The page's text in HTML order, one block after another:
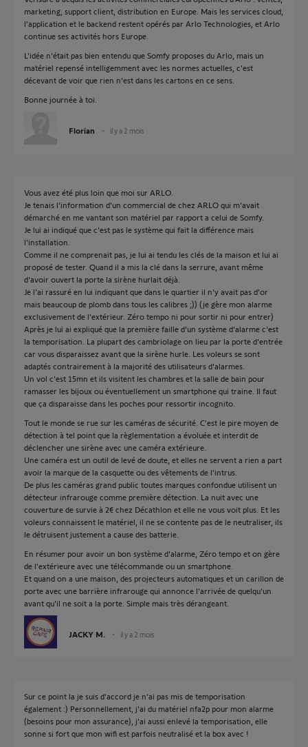
marketing, support client, distribution en Europe. Mais les services cloud,
l’application et le backend restent opérés par Arlo Technologies, et Arlo
continue ses activités hors Europe.
L'idée n'était pas bien entendu que Somfy proposes du Arlo, mais un
matériel repensé intelligemment avec les normes actuelles, c'est
décevant de voir que rien n'est dans les cartons en ce sens.
Bonne journée à toi.
Florian il y a 2 mois
Vous avez été plus loin que moi sur ARLO.
Je tenais l'information d'un commercial de chez ARLO qui m'avait
démarché en me vantant son matériel par rapport a celui de Somfy.
Je lui ai indiqué que c'est pas le système qui fait la différence mais
l'installation.
Comme il ne comprenait pas, je lui ai tendu les clés de la maison et lui ai
proposé de tester. Quand il a mis la clé dans la serrure, avant même
d'avoir ouvert la porte la sirène hurlait déjà.
Je l'ai rassuré en lui indiquant que dans le quartier il n'y avait pas d'or
mais beaucoup de plomb dans tous les calibres ;)) (je gère mon alarme
exclusivement de l'extérieur. Zéro tempo ni pour sortir ni pour entrer)
Après je lui ai expliqué que la première faille d'un système d'alarme c'est
la temporisation. La plupart des cambriolage on lieu par la porte d'entrée
car vous disparaissez avant que la sirène hurle. Les voleurs se sont
adaptés contrairement à la majorité des utilisateurs d'alarmes.
Un vol c'est 15mn et ils visitent les chambres et la salle de bain pour
ramasser les bijoux ou éventuellement un smartphone qui traine. Il faut
que ça disparaisse dans les poches pour ressortir incognito.
Tout le monde se rue sur les caméras de sécurité. C'est le pire moyen de
détection à tel point que la règlementation a évoluée et interdit de
déclencher une sirène avec une caméra extérieure.
Une caméra est un outil de levé de doute, et elles ne servent a rien a part
avoir la marque de la casquette ou des vêtements de l'intrus.
De plus les caméras grand public toutes marques confondue utilisent un
détecteur infrarouge comme première détection. La nuit avec une
couverture de survie à 2€ chez Décathlon et elle ne vous voit plus. Et les
voleurs connaissent le matériel, il ne se contente pas de le neutraliser, ils
le détruisent justement a cause des batterie.
En résumer pour avoir un bon système d'alarme, Zéro tempo et on gère
de l'extérieure avec une télécommande ou un smartphone.
Et quand on a une maison, des projecteurs automatiques et un carillon de
porte avec une barrière infrarouge qui annonce l'arrivée de quelqu'un
avant qu'il ne soit a la porte. Simple mais très dérangeant.
JACKY M. il y a 2 mois
Sur ce point la je suis d'accord je n'ai pas mis de temporisation
également :) Personnellement, j'ai du matériel nfa2p pour mon alarme
(besoins pour mon assurance), j'ai aussi enlevé la temporisation, elle
sonne si fort que mon wifi est parfois neutralisé et la box avec !